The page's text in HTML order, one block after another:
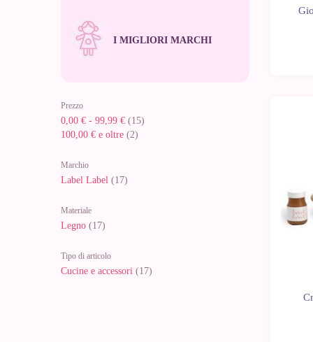
I MIGLIORI MARCHI
Prezzo
0,00 € - 99,99 € (15)
100,00 € e oltre (2)
Marchio
Label Label (17)
Materiale
Legno (17)
Tipo di articolo
Cucine e accessori (17)